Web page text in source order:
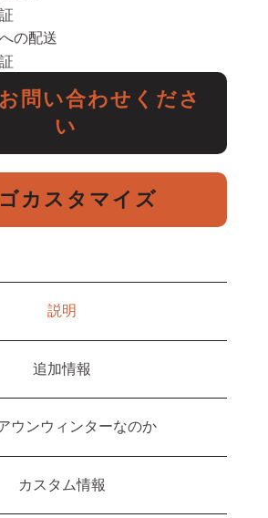
の配送
問い合わせくださ
い
カスタマイズ
説明
追加情報
ウンウィンターなのか
カスタム情報